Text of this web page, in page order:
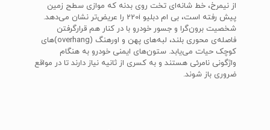
از نیمرخ، خط شانه‌ای تخت روی بدنه که موازی سطح زمین
پیش رفته است، بی ام دبلیو 220i را عریض‌تر نشان می‌دهد.
شخصیت برون‌گرا و جسور خودرو با در کنار هم قرارگرفتن
فاصله‌ی محوری بلند، لبه‌های پهن و اورهنگ (overhang)های
کوچک حیات می‌یابد. ستون‌های ایمنی خودرو به هنگام
واژگونی نامرئی هستند و به کسری از ثانیه نیاز دارند تا در مواقع
ضروری باز شوند.